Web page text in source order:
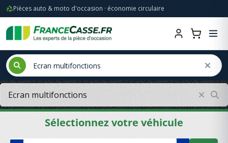
Pièces auto & moto d'occasion · économie circulaire
Sélectionnez votre véhicule